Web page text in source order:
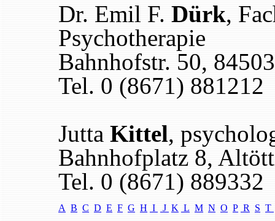
Dr. Emil F. Dürk,
Psychotherapie
Bahnhofstr. 50,
Tel. 0 (8671) 881212
Jutta Kittel,
Bahnhofplatz 8,
Tel. 0 (8671) 889332
A B C D E F G H I J K L M N O P R S T